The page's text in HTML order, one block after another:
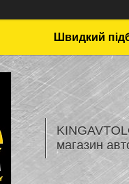
Швидкий
магазин